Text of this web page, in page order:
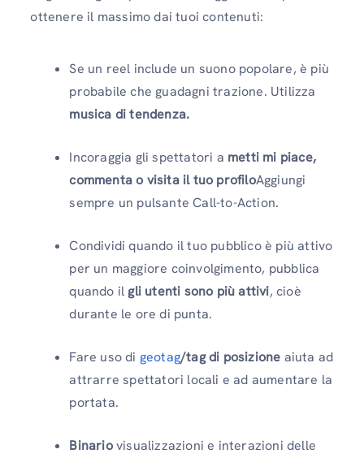
ottenere il massimo dai tuoi contenuti:
Se un reel include un suono popolare, è più
probabile che guadagni trazione. Utilizza
musica di tendenza.
Incoraggia gli spettatori a metti mi piace,
commenta o visita il tuo profiloAggiungi
sempre un pulsante Call-to-Action.
Condividi quando il tuo pubblico è più attivo
per un maggiore coinvolgimento, pubblica
quando il gli utenti sono più attivi, cioè
durante le ore di punta.
Fare uso di geotag/tag di posizione aiuta ad
attrarre spettatori locali e ad aumentare la
portata.
Binariovisualizzazioni e interazioni delle